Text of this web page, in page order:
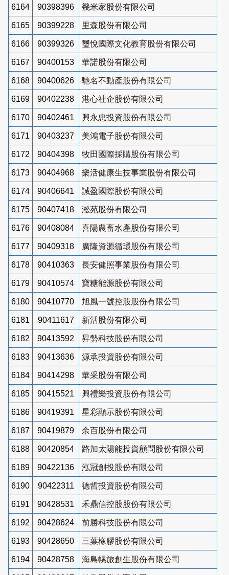
6164 90398396 幾米家股份有限公司
6165 90399228 里森股份有限公司
6166 90399326 璽悅國際文化教育股份有限公司
6167 90400153 華諾股份有限公司
6168 90400626 馳名不動產股份有限公司
6169 90402238 港心社企股份有限公司
6170 90402461 興永忠投資股份有限公司
6171 90403237 美鴻電子股份有限公司
6172 90404398 牧田國際採購股份有限公司
6173 90404968 樂活健康生技事業股份有限公司
6174 90406641 誠盈國際股份有限公司
6175 90407418 淞苑股份有限公司
6176 90408084 喜陽農畜水產股份有限公司
6177 90409318 廣隆資源循環股份有限公司
6178 90410363 長安健照事業股份有限公司
6179 90410574 寶糖能源股份有限公司
6180 90410770 旭風一號控股股份有限公司
6181 90411617 新活股份有限公司
6182 90413592 昇勢科技股份有限公司
6183 90413636 源承投資股份有限公司
6184 90414298 華采股份有限公司
6185 90415521 興禮樂投資股份有限公司
6186 90419391 星彩顯示股份有限公司
6187 90419879 余百股份有限公司
6188 90420854 路加太陽能投資顧問股份有限公司
6189 90422136 泓冠創投股份有限公司
6190 90422311 德哲投資股份有限公司
6191 90428531 禾鼎信控股股份有限公司
6192 90428624 前勝科技股份有限公司
6193 90428650 三葉橡膠股份有限公司
6194 90428758 海島幌旅創生股份有限公司